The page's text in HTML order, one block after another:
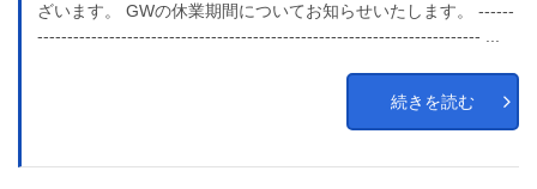
ざいます。 GWの休業期間についてお知らせいたします。 ------
-------------------------------------------------------------------------- ...
続きを読む